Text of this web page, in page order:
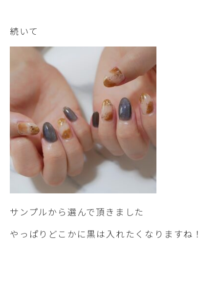
続いて
サンプルから選んで頂きました
やっぱりどこかに黒は入れたくなりますね！